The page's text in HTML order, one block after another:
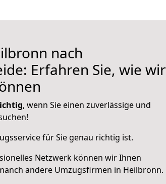
nach
Erfahren Sie, wie wir
, wenn Sie einen zuverlässige und
für Sie genau richtig ist.
Netzwerk können wir Ihnen
andere Umzugsfirmen in Heilbronn.